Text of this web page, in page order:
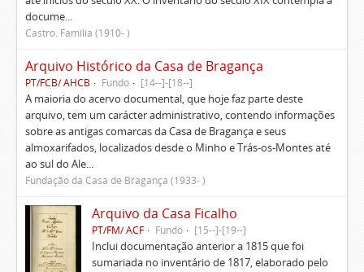
docume...
Castro. Família (1910- )
Arquivo Histórico da Casa de Bragança
PT/FCB/ AHCB Fundo [14--]-[18--]
A maioria do acervo documental, que hoje faz parte deste
arquivo, tem um carácter administrativo, contendo informações
sobre as antigas comarcas da Casa de Bragança e seus
almoxarifados, localizados desde o Minho e Trás-os-Montes até
ao sul do Ale...
Fundação da Casa de Bragança (1933- )
Arquivo da Casa Ficalho
PT/FM/ ACF Fundo [15--]-[19--]
Inclui documentação anterior a 1815 que foi
sumariada no inventário de 1817, elaborado pelo